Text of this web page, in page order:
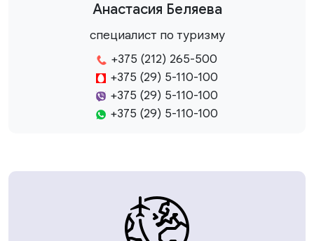
Анастасия Беляева
специалист по туризму
+375 (212) 265-500
+375 (29) 5-110-100
+375 (29) 5-110-100
+375 (29) 5-110-100